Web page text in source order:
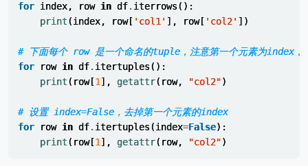
for index, row in df. iterrows():
print(index, row[ 'col1' ], row[ 'col2' ])
# 下面每个 row 是一个命名的tuple，注意第一个元素为index，
for
row in df. itertuples():
print( row[1], getattr( row, "col2")
# 设置 index=False，去掉第一个元素的index
for
row in df. itertuples(index=False):
print( row[1], getattr( row, "col2")